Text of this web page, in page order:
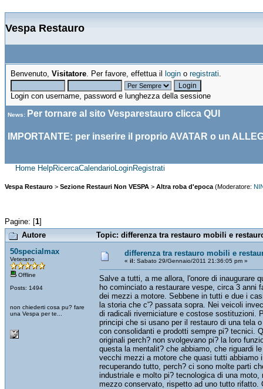
Vespa Restauro
Benvenuto, Visitatore. Per favore, effettua il login o registrati.
Login con username, password e lunghezza della sessione
News: Per tornare al sito Vesparestauro clicca QUI
IMPORTANTE: per inserire il proprio AVATAR o un
Home HelpRicercaCalendarioLoginRegistrati
Vespa Restauro > Sezione Restauri Non VESPA > Altra roba d'epoca (Moderatore:
Pagine: [1]
Autore
Topic: differenza tra restauro mobili e
50specialmax
Veterano
Offline
Posts: 1494
non chiederti cosa pu? fare
una Vespa per te...
differenza tra restauro mobili e
« il: Sabato 29/Gennaio/2011 21:36:05 pm »
Salve a tutti, a me allora, l'onore di inaugurare
ho cominciato a restaurare vespe, circa 3 anni
dei mezzi a motore. Sebbene in tutti e due i
la storia che c'? passata sopra. Nei veicoli
di radicali riverniciature e costose sostituzioni.
principi che si usano per il restauro di una tela
con consolidanti e prodotti sempre pi? tecnici.
originali perch? non svolgevano pi? la loro
questa la mentalit? che abbiamo, che riguardi
vecchi mezzi a motore che quasi tutti
recuperando tutto, perch? ci sono molte parti
industriale e molto pi? tecnologica di una
mezzo conservato, rispetto ad uno tutto rifatto.